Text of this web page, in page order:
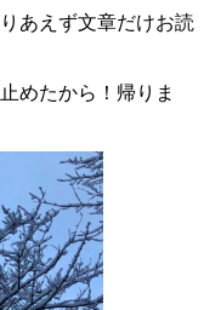
あえず文章だけお読
めたから！帰りま